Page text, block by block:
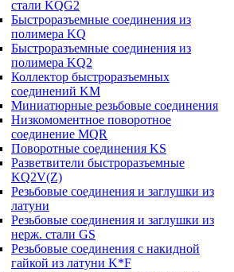
стали KQG2
Быстроразъемные соединения из
полимера KQ
Быстроразъемные соединения из
полимера KQ2
Коллектор быстроразъемных
соединений KM
Миниатюрные резьбовые соединения
Низкомоментное поворотное
соединение MQR
Поворотные соединения KS
Разветвители быстроразъемные
KQ2V(Z)
Резьбовые соединения и заглушки из
латуни
Резьбовые соединения и заглушки из
нерж. стали GS
Резьбовые соединения с накидной
гайкой из латуни K*F